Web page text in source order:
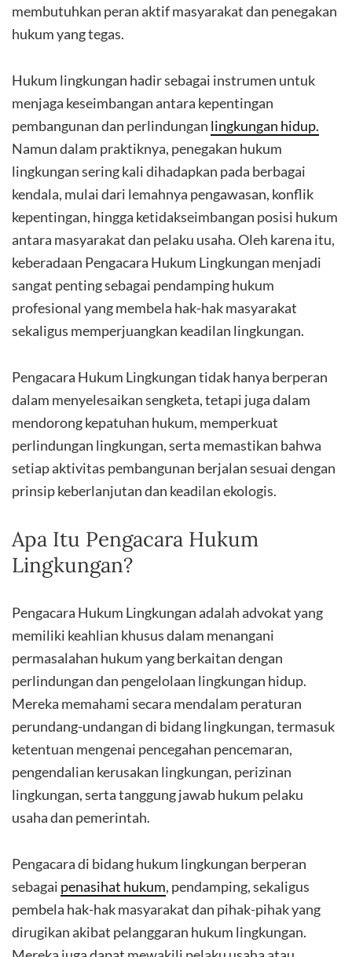
membutuhkan peran aktif masyarakat dan penegakan
hukum yang tegas.
Hukum lingkungan hadir sebagai instrumen untuk
menjaga keseimbangan antara kepentingan
pembangunan dan perlindungan lingkungan hidup.
Namun dalam praktiknya, penegakan hukum
lingkungan sering kali dihadapkan pada berbagai
kendala, mulai dari lemahnya pengawasan, konflik
kepentingan, hingga ketidakseimbangan posisi hukum
antara masyarakat dan pelaku usaha. Oleh karena itu,
keberadaan Pengacara Hukum Lingkungan menjadi
sangat penting sebagai pendamping hukum
profesional yang membela hak-hak masyarakat
sekaligus memperjuangkan keadilan lingkungan.
Pengacara Hukum Lingkungan tidak hanya berperan
dalam menyelesaikan sengketa, tetapi juga dalam
mendorong kepatuhan hukum, memperkuat
perlindungan lingkungan, serta memastikan bahwa
setiap aktivitas pembangunan berjalan sesuai dengan
prinsip keberlanjutan dan keadilan ekologis.
Apa Itu Pengacara Hukum
Lingkungan?
Pengacara Hukum Lingkungan adalah advokat yang
memiliki keahlian khusus dalam menangani
permasalahan hukum yang berkaitan dengan
perlindungan dan pengelolaan lingkungan hidup.
Mereka memahami secara mendalam peraturan
perundang-undangan di bidang lingkungan, termasuk
ketentuan mengenai pencegahan pencemaran,
pengendalian kerusakan lingkungan, perizinan
lingkungan, serta tanggung jawab hukum pelaku
usaha dan pemerintah.
Pengacara di bidang hukum lingkungan berperan
sebagai penasihat hukum, pendamping, sekaligus
pembela hak-hak masyarakat dan pihak-pihak yang
dirugikan akibat pelanggaran hukum lingkungan.